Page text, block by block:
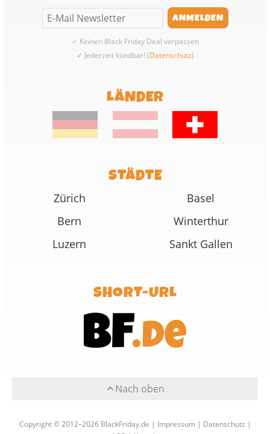
✓ Keinen Black Friday Deal verpassen
✓ Jederzeit kündbar! (Datenschutz)
LÄNDER
STÄDTE
Zürich
Basel
Bern
Winterthur
Luzern
Sankt Gallen
SHORT-URL
Nach oben
Copyright © 2012–2026 BlackFriday.de | Impressum | Datenschutz |